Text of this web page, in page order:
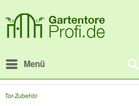
Menü
Tor-Zubehör